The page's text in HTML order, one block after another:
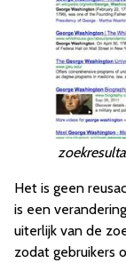
Het is geen
is een
uiterlijk van de
zodat gebruikers